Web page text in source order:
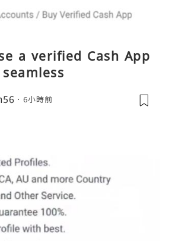
a verified Cash App
6小時前